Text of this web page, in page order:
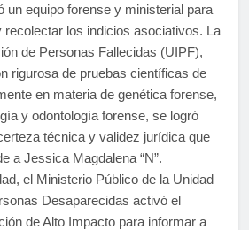
un equipo forense y ministerial para
recolectar los indicios asociativos. La
de Personas Fallecidas (UIPF),
rigurosa de pruebas científicas de
en materia de genética forense,
y odontología forense, se logró
técnica y validez jurídica que
a Jessica Magdalena “N”.
el Ministerio Público de la Unidad
Desaparecidas activó el
de Alto Impacto para informar a